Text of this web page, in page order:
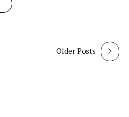
Older Posts